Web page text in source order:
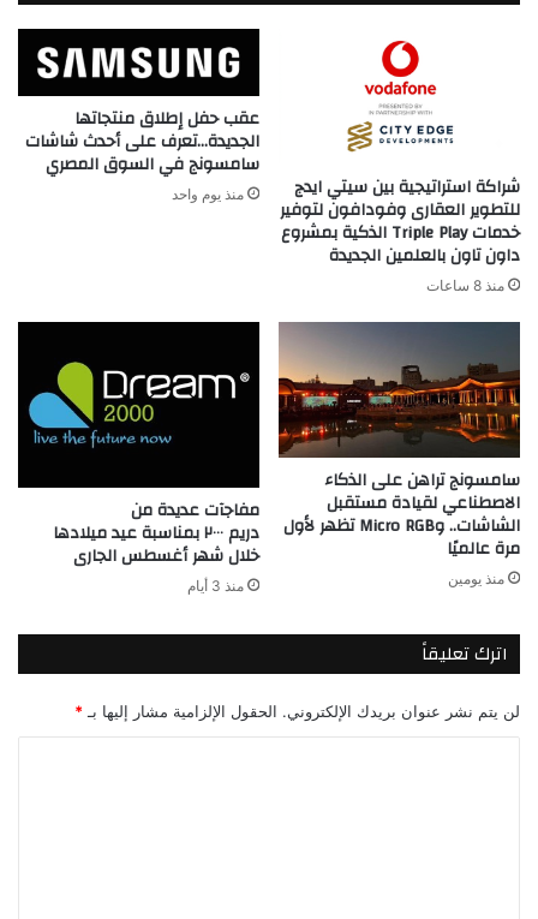
شراكة استراتيجية بين سيتي ايدج
للتطوير العقارى وفودافون لتوفير
خدمات Triple Play الذكية بمشروع
داون تاون بالعلمين الجديدة
منذ 8 ساعات
عقب حفل إطلاق منتجاتها
الجديدة…تعرف على أحدث شاشات
سامسونج في السوق المصري
منذ يوم واحد
سامسونج تراهن على الذكاء
الاصطناعي لقيادة مستقبل
الشاشات.. وMicro RGB تظهر لأول
مرة عالميًا
منذ يومين
مفاجآت عديدة من
دريم ٢٠٠٠ بمناسبة عيد ميلادها
خلال شهر أغسطس الجارى
منذ 3 أيام
اترك تعليقاً
لن يتم نشر عنوان بريدك الإلكتروني. الحقول الإلزامية مشار إليها بـ *